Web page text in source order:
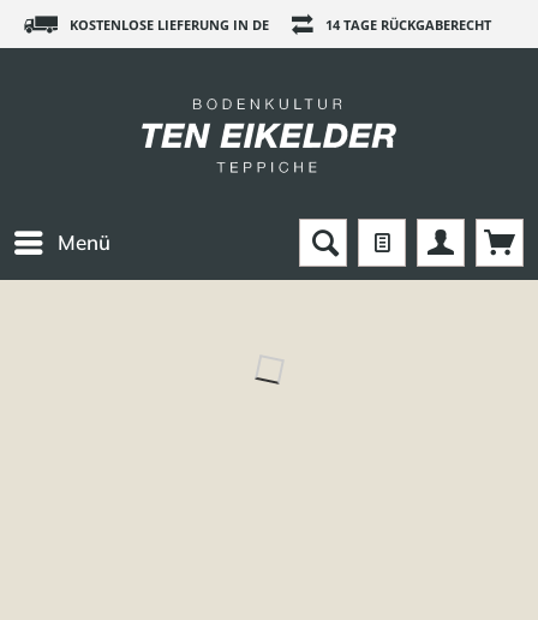
KOSTENLOSE LIEFERUNG IN DE 14 TAGE RÜCKGABERECHT
Menü